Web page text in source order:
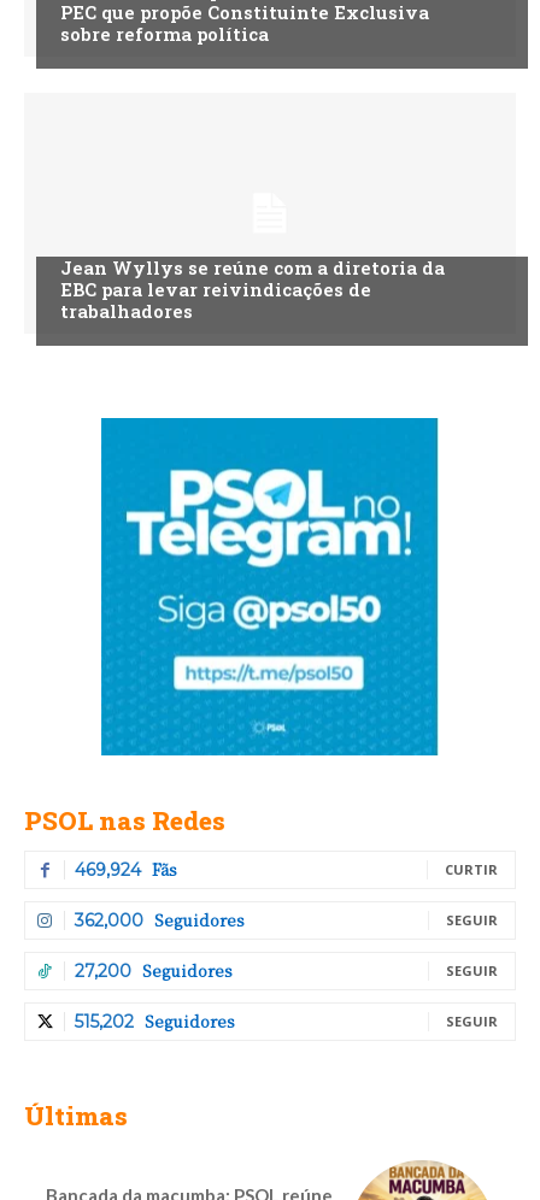
PEC que propõe Constituinte Exclusiva
sobre reforma política
Jean Wyllys se reúne com a diretoria da
EBC para levar reivindicações de
trabalhadores
PSOL nas Redes
469,924 Fãs CURTIR
362,000 Seguidores SEGUIR
27,200 Seguidores SEGUIR
515,202 Seguidores SEGUIR
Últimas
Bancada da macumba: PSOL reúne